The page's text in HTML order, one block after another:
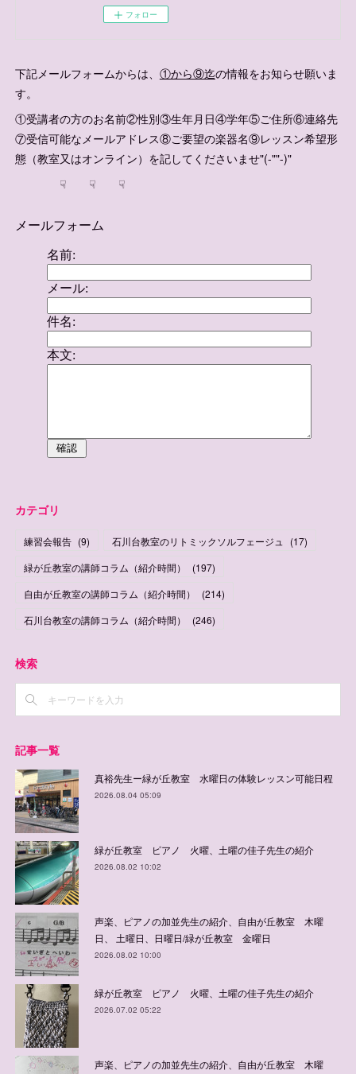
フォロー
下記メールフォームからは、 ①から⑨迄の情報をお知らせ願いま
す。
①受講者の方のお名前②性別③生年月日④学年⑤ご住所⑥連絡先
⑦受信可能なメールアドレス⑧ご要望の楽器名⑨レッスン希望形
態（教室又はオンライン）を記してくださいませ"(-""-)"
☟ ☟ ☟
カテゴリ
練習会報告 (9) 石川台教室のリトミックソルフェージュ (17)
緑が丘教室の講師コラム（紹介時間）
(197)
自由が丘教室の講師コラム（紹介時間）
(214)
石川台教室の講師コラム（紹介時間）
(246)
検索
記事一覧
真裕先生ー緑が丘教室 水曜日の体験レッスン可能日程
2026.08.04 05:09
緑が丘教室 ピアノ 火曜、土曜の佳子先生の紹介
2026.08.02 10:02
声楽、ピアノの加並先生の紹介、自由が丘教室 木曜
日、 土曜日、日曜日/緑が丘教室 金曜日
2026.08.02 10:00
緑が丘教室 ピアノ 火曜、土曜の佳子先生の紹介
2026.07.02 05:22
声楽、ピアノの加並先生の紹介、自由が丘教室 木曜